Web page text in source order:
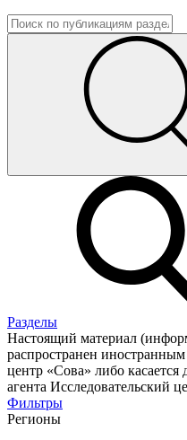
Разделы
Настоящий материал
распространен
центр «Сова» либо касается
агента Исследовательский
Фильтры
Регионы